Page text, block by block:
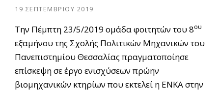
19 ΣΕΠΤΕΜΒΡΊΟΥ 2019
Την Πέμπτη 23/5/2019 ομάδα φοιτητών του 8ου
εξαμήνου της Σχολής Πολιτικών Μηχανικών του
Πανεπιστημίου Θεσσαλίας πραγματοποίησε
επίσκεψη σε έργο ενισχύσεων πρώην
βιομηχανικών κτηρίων που εκτελεί η ΕΝΚΑ στην